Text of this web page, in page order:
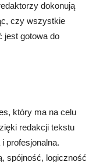
dokonują
czy wszystkie
jest gotowa do
który ma na celu
redakcji tekstu
profesjonalna.
spójność, logiczność